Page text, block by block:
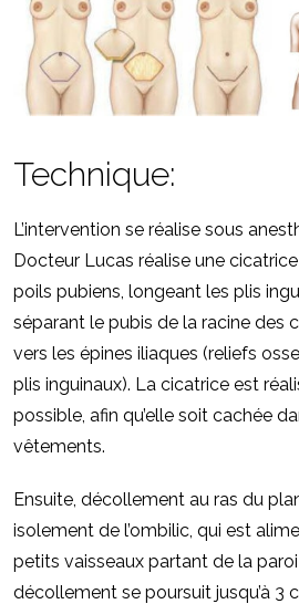
Technique:
L’intervention se réalise sous
Docteur Lucas réalise une
poils pubiens, longeant les plis
séparant le pubis de la racine des
vers les épines iliaques (reliefs
plis inguinaux). La cicatrice est
possible, afin qu’elle soit cachée
vêtements.
Ensuite, décollement au ras du
isolement de l’ombilic, qui est
petits vaisseaux partant de la
décollement se poursuit jusqu’à 3